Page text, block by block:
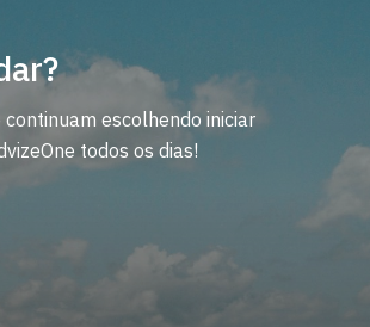
escolhendo iniciar
todos os dias!